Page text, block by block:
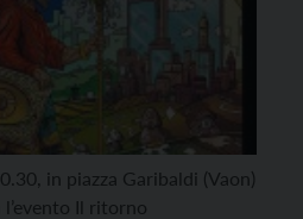
in piazza Garibaldi (Vaon)
l’evento Il ritorno